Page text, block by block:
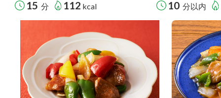
15 分 112 kcal 10 分以内